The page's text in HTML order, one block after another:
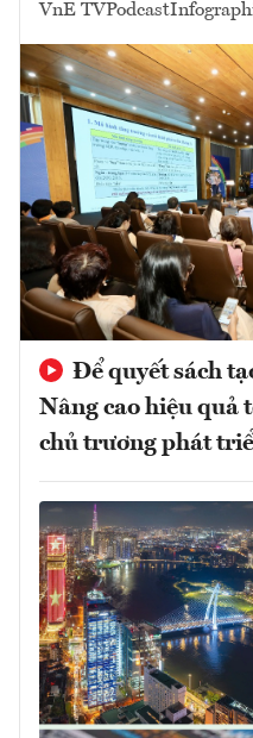
VnE TVPodcast
Để quyết sách
Nâng cao hiệu quả
chủ trương phát